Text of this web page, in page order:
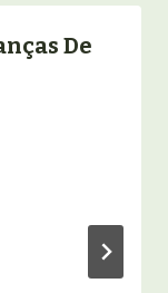
De